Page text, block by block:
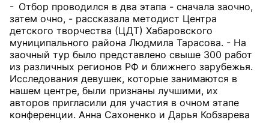
- Отбор проводился в два этапа - сначала заочно,
затем очно, - рассказала методист Центра
детского творчества (ЦДТ) Хабаровского
муниципального района Людмила Тарасова. - На
заочный тур было представлено свыше 300 работ
из различных регионов РФ и ближнего зарубежья.
Исследования девушек, которые занимаются в
нашем центре, были признаны лучшими, их
авторов пригласили для участия в очном этапе
конференции. Анна Сахоненко и Дарья Кобзарева